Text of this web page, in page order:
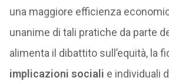
una maggiore efficienza
unanime di tali pratiche da parte
alimenta il dibattito sull’equità, la
implicazioni sociali e individuali